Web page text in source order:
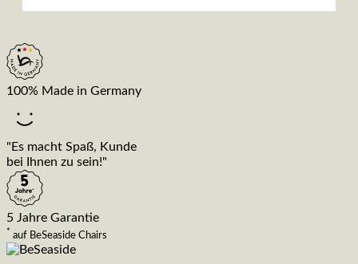
100% Made in Germany
"Es macht Spaß, Kunde
bei Ihnen zu sein!"
5 Jahre Garantie
* auf BeSeaside Chairs